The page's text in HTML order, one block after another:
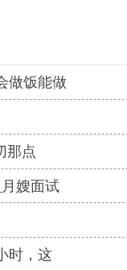
做饭能做
那点
嫂面试
时，这